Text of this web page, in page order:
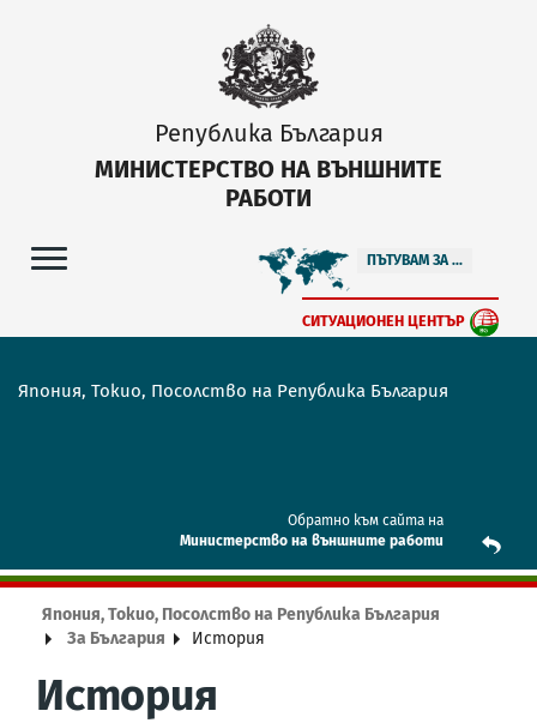
Република България
МИНИСТЕРСТВО НА ВЪНШНИТЕ
РАБОТИ
ПЪТУВАМ ЗА ...
СИТУАЦИОНЕН ЦЕНТЪР
Япония, Токио, Посолство на Република България
Обратно към сайта на
Mинистерство на външните работи
Япония, Токио, Посолство на Република България
За България
История
История